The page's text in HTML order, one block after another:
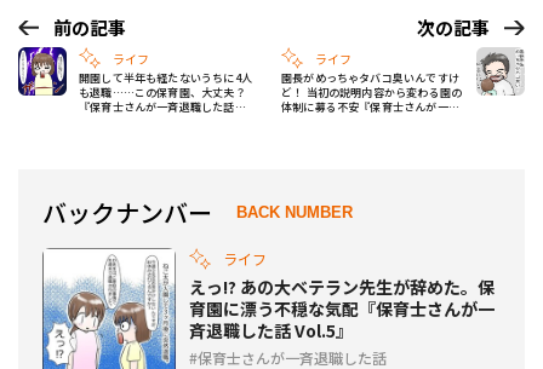
前の記事
ライフ
開園して半年も経たないうちに4人
も退職……この保育園、大丈夫？
『保育士さんが一斉退職した話
次の記事
ライフ
園長がめっちゃタバコ臭いんですけ
ど！ 当初の説明内容から変わる園の
体制に募る不安『保育士さんが一斉
バックナンバー BACK NUMBER
ライフ
えっ!? あの大ベテラン先生が辞めた。保
育園に漂う不穏な気配『保育士さんが一
斉退職した話 Vol.5』
保育士さんが一斉退職した話